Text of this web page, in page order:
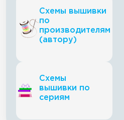
Схемы вышивки
по
производителям
(автору)
Схемы
вышивки по
сериям